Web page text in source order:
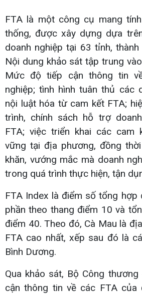
FTA là một công cụ mang
thống, được xây dựng dựa
doanh nghiệp tại 63 tỉnh,
Nội dung khảo sát tập trung
Mức độ tiếp cận thông tin
nghiệp; tình hình tuân thủ các
nội luật hóa từ cam kết FTA;
trình, chính sách hỗ trợ
FTA; việc triển khai các cam
vững tại địa phương, đồng
khăn, vướng mắc mà doanh
trong quá trình thực hiện, tận
FTA Index là điểm số tổng hợp
phần theo thang điểm 10 và
điểm 40. Theo đó, Cà Mau là
FTA cao nhất, xếp sau đó là
Bình Dương.
Qua khảo sát, Bộ Công
cận thông tin về các FTA của